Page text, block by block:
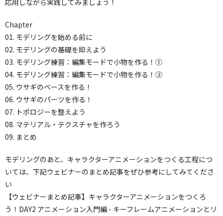
応用しながら実践してみましょう！
Chapter
01. モデリングを始める前に
02. モデリングの基礎を抑えよう
03. モデリング練習：編集モードで小物を作る！①
04. モデリング練習：編集モードで小物を作る！②
05. ウサギのベースを作る！
06. ウサギのパーツを作る！
07. トポロジーを整えよう
08. マテリアル・テクスチャを作ろう
09. まとめ
モデリングのあと、キャラクターアニメーションをつくる工程につ
いては、下記ウェビナーのまとめ記事をぜひ参考にしてみてくださ
い
【ウェビナーまとめ記事】キャラクターアニメーションをつくろ
う！DAY2 アニメーション入門編 - キーフレームアニメーションとリ